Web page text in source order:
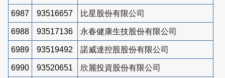
6987 93516657 比星股份有限公司
6988 93517136 永春健康生技股份有限公司
6989 93519492 諾威達控股股份有限公司
6990 93520651 欣麗投資股份有限公司